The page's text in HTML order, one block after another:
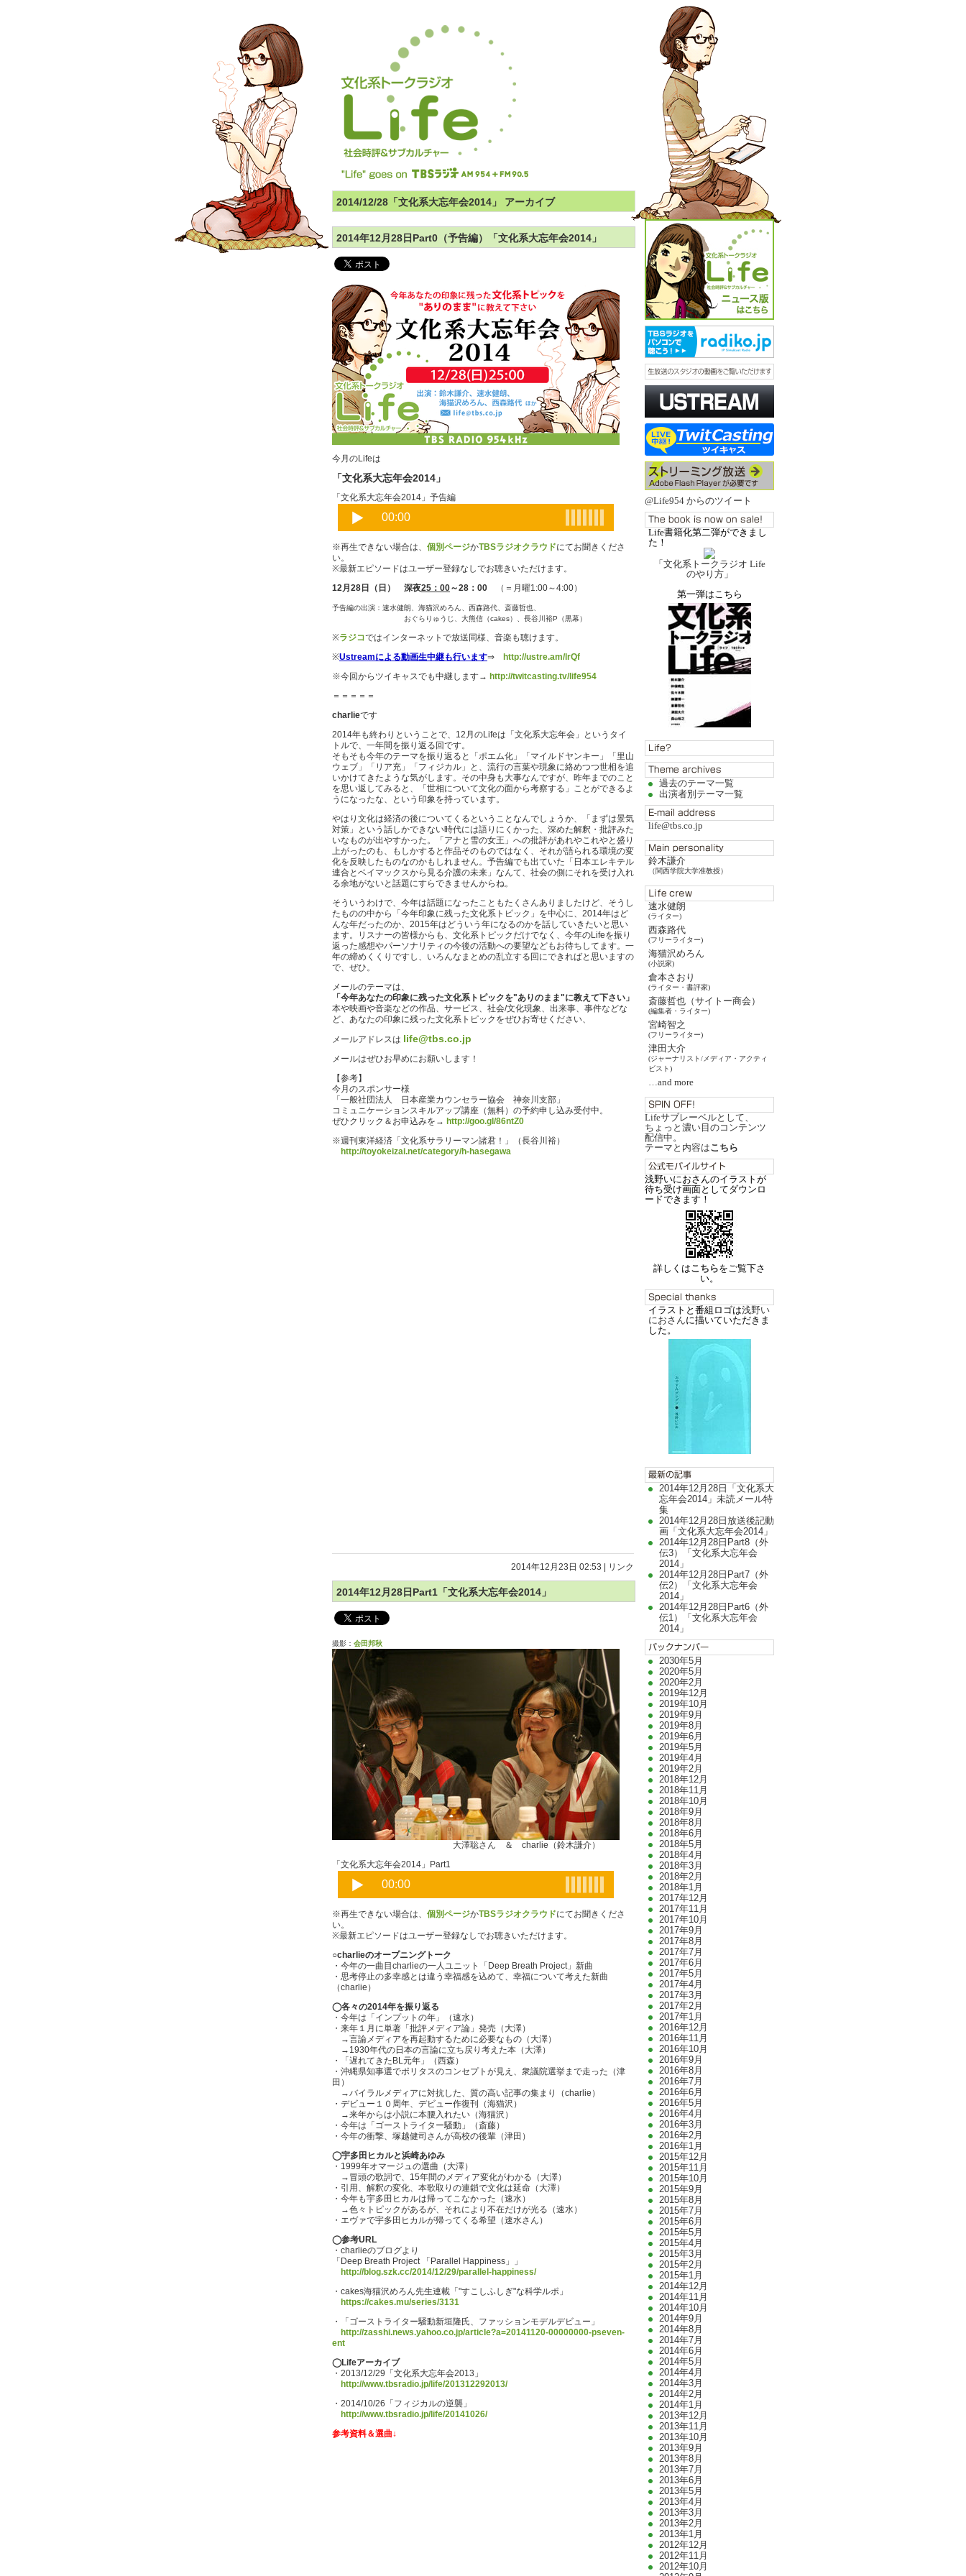
@Life954 からのツイート
Life書籍化第二弾ができまし
た！
「文化系トークラジオ Life
のやり方」
第一弾はこちら
過去のテーマ一覧
出演者別テーマ一覧
life@tbs.co.jp
鈴木謙介
（関西学院大学准教授）
速水健朗
(ライター)
西森路代
(フリーライター)
海猫沢めろん
(小説家)
倉本さおり
(ライター・書評家)
斎藤哲也（サイトー商会）
(編集者・ライター)
宮崎智之
(フリーライター)
津田大介
(ジャーナリスト/メディア・アクティ
ビスト)
…and more
Lifeサブレーベルとして、
ちょっと濃い目のコンテンツ
配信中。
テーマと内容はこちら
浅野いにおさんのイラストが
待ち受け画面としてダウンロ
ードできます！
詳しくはこちらをご覧下さ
い。
イラストと番組ロゴは浅野い
におさんに描いていただきま
した。
2014年12月28日「文化系大
忘年会2014」未読メール特
集
2014年12月28日放送後記動
画「文化系大忘年会2014」
2014年12月28日Part8（外
伝3）「文化系大忘年会
2014」
2014年12月28日Part7（外
伝2）「文化系大忘年会
2014」
2014年12月28日Part6（外
伝1）「文化系大忘年会
2014」
2030年5月
2020年5月
2020年2月
2019年12月
2019年10月
2019年9月
2019年8月
2019年6月
2019年5月
2019年4月
2019年2月
2018年12月
2018年11月
2018年10月
2018年9月
2018年8月
2018年6月
2018年5月
2018年4月
2018年3月
2018年2月
2018年1月
2017年12月
2017年11月
2017年10月
2017年9月
2017年8月
2017年7月
2017年6月
2017年5月
2017年4月
2017年3月
2017年2月
2017年1月
2016年12月
2016年11月
2016年10月
2016年9月
2016年8月
2016年7月
2016年6月
2016年5月
2016年4月
2016年3月
2016年2月
2016年1月
2015年12月
2015年11月
2015年10月
2015年9月
2015年8月
2015年7月
2015年6月
2015年5月
2015年4月
2015年3月
2015年2月
2015年1月
2014年12月
2014年11月
2014年10月
2014年9月
2014年8月
2014年7月
2014年6月
2014年5月
2014年4月
2014年3月
2014年2月
2014年1月
2013年12月
2013年11月
2013年10月
2013年9月
2013年8月
2013年7月
2013年6月
2013年5月
2013年4月
2013年3月
2013年2月
2013年1月
2012年12月
2012年11月
2012年10月
2014/12/28「文化系大忘年会2014」 アーカイブ
2014年12月28日Part0（予告編）「文化系大忘年会2014」
今月のLifeは
「文化系大忘年会2014」
「文化系大忘年会2014」予告編
※再生できない場合は、 個別ページかTBSラジオクラウドにてお聞きくださ
い。
※最新エピソードはユーザー登録なしでお聴きいただけます。
12月28日（日） 深夜25：00～28：00 （＝月曜1:00～4:00）
予告編の出演：速水健朗、海猫沢めろん、西森路代、斎藤哲也、
おぐらりゅうじ、大熊信（cakes）、長谷川裕P（黒幕）
※ラジコではインターネットで放送同様、音楽も聴けます。
※Ustreamによる動画生中継も行います⇒
http://ustre.am/lrQf
※今回からツイキャスでも中継します→ http://twitcasting.tv/life954
＝＝＝＝＝
charlieです
2014年も終わりということで、12月のLifeは「文化系大忘年会」というタイ
トルで、一年間を振り返る回です。
そもそも今年のテーマを振り返ると「ポエム化」「マイルドヤンキー」「里山
ウェブ」「リア充」「フィジカル」と、流行の言葉や現象に絡めつつ世相を追
いかけてきたような気がします。その中身も大事なんですが、昨年までのこと
を思い返してみると、「世相について文化の面から考察する」ことができるよ
うになったな、という印象を持っています。
やはり文化は経済の後についてくるということなんでしょうか、「まずは景気
対策」という話しかできない時代には語りにくかった、深めた解釈・批評みた
いなものが出やすかった。「アナと雪の女王」への批評があれやこれやと盛り
上がったのも、もしかすると作品そのものではなく、それが語られる環境の変
化を反映したものなのかもしれません。予告編でも出ていた「日本エレキテル
連合とベイマックスから見る介護の未来」なんて、社会の側にそれを受け入れ
る余地がないと話題にすらできませんからね。
そういうわけで、今年は話題になったこともたくさんありましたけど、そうし
たものの中から「今年印象に残った文化系トピック」を中心に、2014年はど
んな年だったのか、2015年はどういう年になるのかを話していきたいと思い
ます。リスナーの皆様からも、文化系トピックだけでなく、今年のLifeを振り
返った感想やパーソナリティの今後の活動への要望などもお待ちしてます。一
年の締めくくりですし、いろんなまとめの乱立する回にできればと思いますの
で、ぜひ。
メールのテーマは、
「今年あなたの印象に残った文化系トピックを"ありのまま"に教えて下さい」
本や映画や音楽などの作品、サービス、社会/文化現象、出来事、事件などな
ど、あなたの印象に残った文化系トピックをぜひお寄せください、
メールアドレスは life@tbs.co.jp
メールはぜひお早めにお願いします！
【参考】
今月のスポンサー様
「一般社団法人 日本産業カウンセラー協会 神奈川支部」
コミュニケーションスキルアップ講座（無料）の予約申し込み受付中。
ぜひクリック＆お申込みを→ http://goo.gl/86ntZ0
※週刊東洋経済「文化系サラリーマン諸君！」（長谷川裕）
http://toyokeizai.net/category/h-hasegawa
2014年12月23日 02:53 リンク
2014年12月28日Part1「文化系大忘年会2014」
撮影： 会田邦秋
大澤聡さん ＆ charlie（鈴木謙介）
「文化系大忘年会2014」Part1
※再生できない場合は、 個別ページかTBSラジオクラウドにてお聞きくださ
い。
※最新エピソードはユーザー登録なしでお聴きいただけます。
○charlieのオープニングトーク
・今年の一曲目charlieの一人ユニット「Deep Breath Project」新曲
・思考停止の多幸感とは違う幸福感を込めて、幸福について考えた新曲
（charlie）
◯各々の2014年を振り返る
・今年は「インプットの年」（速水）
・来年１月に単著「批評メディア論」発売（大澤）
→言論メディアを再起動するために必要なもの（大澤）
→1930年代の日本の言論に立ち戻り考えた本（大澤）
・「遅れてきたBL元年」（西森）
・沖縄県知事選でポリタスのコンセプトが見え、衆議院選挙まで走った（津
田）
→バイラルメディアに対抗した、質の高い記事の集まり（charlie）
・デビュー１０周年、デビュー作復刊（海猫沢）
→来年からは小説に本腰入れたい（海猫沢）
・今年は「ゴーストライター騒動」（斎藤）
・今年の衝撃、塚越健司さんが高校の後輩（津田）
◯宇多田ヒカルと浜崎あゆみ
・1999年オマージュの選曲（大澤）
→冒頭の歌詞で、15年間のメディア変化がわかる（大澤）
・引用、解釈の変化、本歌取りの連鎖で文化は延命（大澤）
・今年も宇多田ヒカルは帰ってこなかった（速水）
→色々トピックがあるが、それにより不在だけが光る（速水）
・エヴァで宇多田ヒカルが帰ってくる希望（速水さん）
◯参考URL
・charlieのブログより
「Deep Breath Project 「Parallel Happiness」」
http://blog.szk.cc/2014/12/29/parallel-happiness/
・cakes海猫沢めろん先生連載「"すこしふしぎ"な科学ルポ」
https://cakes.mu/series/3131
・「ゴーストライター騒動新垣隆氏、ファッションモデルデビュー」
http://zasshi.news.yahoo.co.jp/article?a=20141120-00000000-pseven-
ent
◯Lifeアーカイブ
・2013/12/29「文化系大忘年会2013」
http://www.tbsradio.jp/life/201312292013/
・2014/10/26「フィジカルの逆襲」
http://www.tbsradio.jp/life/20141026/
参考資料＆選曲↓